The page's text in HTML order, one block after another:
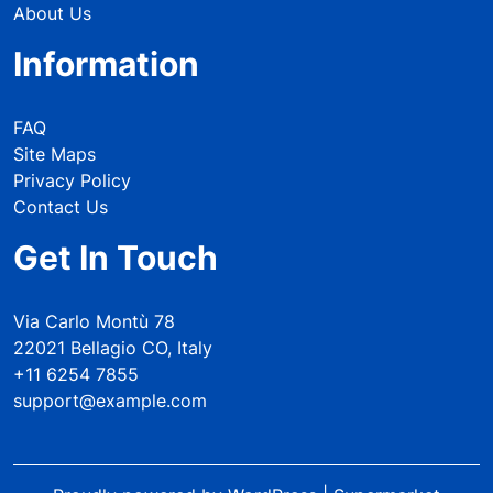
About Us
Information
FAQ
Site Maps
Privacy Policy
Contact Us
Get In Touch
Via Carlo Montù 78
22021 Bellagio CO, Italy
+11 6254 7855
support@example.com